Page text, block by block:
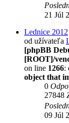
21 Júl
Lednice 2012
od užívateľa
[phpBB
[ROOT]/
on line 1266:
object that
0
27848
09 Júl